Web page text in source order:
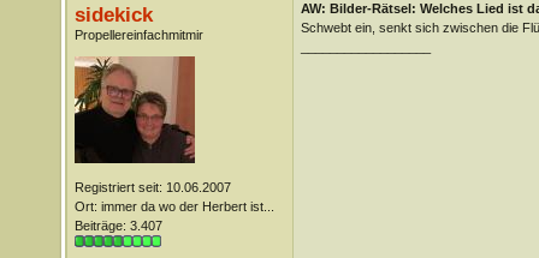
sidekick
Propellereinfachmitmir
Registriert seit: 10.06.2007
Ort: immer da wo der Herbert ist...
Beiträge: 3.407
AW: Bilder-Rätsel: Welches Lied ist
Schwebt ein, senkt sich zwischen die